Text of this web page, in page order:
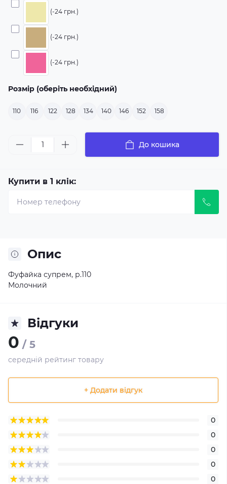
(-24 грн.)
(-24 грн.)
(-24 грн.)
Розмір (оберіть необхідний)
110 116 122 128 134 140 146 152 158
До кошика
Купити в 1 клік:
Опис
Фуфайка супрем, р.110
Молочний
Відгуки
0 / 5
середній рейтинг товару
+ Додати відгук
0
0
0
0
0